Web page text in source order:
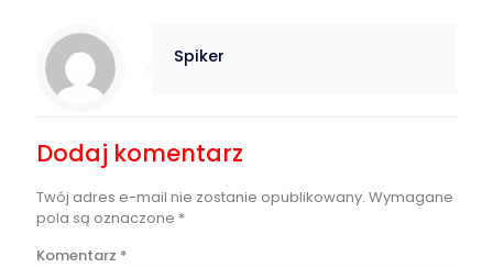
Spiker
Dodaj komentarz
Twój adres e-mail nie zostanie opublikowany. Wymagane
pola są oznaczone *
Komentarz *